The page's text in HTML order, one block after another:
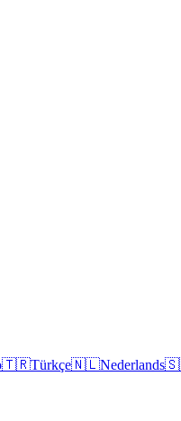
🇹🇷Türkçe🇳🇱Nederlands